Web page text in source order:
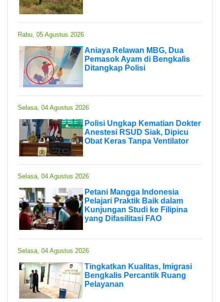
Rabu, 05 Agustus 2026
Aniaya Relawan MBG, Dua
Pemasok Ayam di Bengkalis
Ditangkap Polisi
Selasa, 04 Agustus 2026
Polisi Ungkap Kematian Dokter
Anestesi RSUD Siak, Dipicu
Obat Keras Tanpa Ventilator
Selasa, 04 Agustus 2026
Petani Mangga Indonesia
Pelajari Praktik Baik dalam
Kunjungan Studi ke Filipina
yang Difasilitasi FAO
Selasa, 04 Agustus 2026
Tingkatkan Kualitas, Imigrasi
Bengkalis Percantik Ruang
Pelayanan